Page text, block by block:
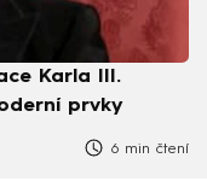
Karla III.
prvky
6 min čtení